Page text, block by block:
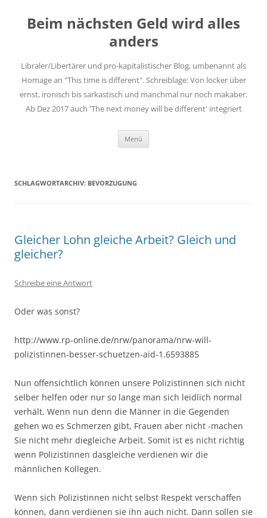
springen
Beim nächsten Geld wird alles
anders
Libraler/Libertärer und pro-kapitalistischer Blog, umbenannt als
Homage an "This time is different". Schreiblage: Von locker über
ernst, ironisch bis sarkastisch und manchmal nur noch makaber.
Ab Dez 2017 auch 'The next money will be different' integriert
Menü
SCHLAGWORTARCHIV: BEVORZUGUNG
Gleicher Lohn gleiche Arbeit? Gleich und
gleicher?
Schreibe eine Antwort
Oder was sonst?
http://www.rp-online.de/nrw/panorama/nrw-will-
polizistinnen-besser-schuetzen-aid-1.6593885
Nun offensichtlich können unsere Polizistinnen sich nicht
selber helfen oder nur so lange man sich leidlich normal
verhält. Wenn nun denn die Männer in die Gegenden
gehen wo es Schmerzen gibt, Frauen aber nicht -machen
Sie nicht mehr diegleiche Arbeit. Somit ist es nicht richtig
wenn Polizistinnen dasgleiche verdienen wir die
männlichen Kollegen.
Wenn sich Polizistinnen nicht selbst Respekt verschaffen
können, dann verdienen sie ihn auch nicht. Dann sollen sie